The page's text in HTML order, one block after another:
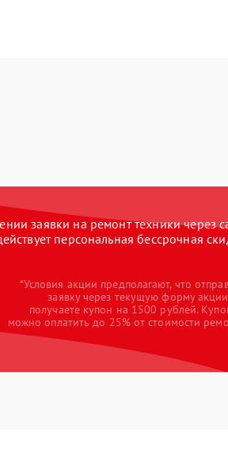
заявки на ремонт техники через
персональная бессрочная
*Условия акции предполагают, что
заявку через текущую форму
получаете купон на 1500 рублей.
можно оплатить до 25% от стоимости